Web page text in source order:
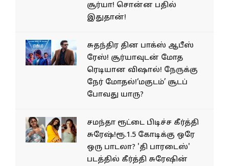
சூர்யா! சொன்ன பதில்
இதுதான்!
சுதந்திர தின பாக்ஸ் ஆபீஸ்
ரேஸ்! சூர்யாவுடன் மோத
ரெடியான விஷால்! நேருக்கு
நேர் மோதல்!‘மகுடம்’ சூடப்
போவது யாரு?
சமந்தா ரூட்டை பிடிச்ச கீர்த்தி
சுரேஷ்!ரூ.1.5 கோடிக்கு ஒரே
ஒரு பாடலா? 'தி பாரடைஸ்'
படத்தில் கீர்த்தி சுரேஷின்